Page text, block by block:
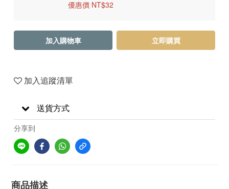
優惠價 NT$32
加入購物車 立即購買
加入追蹤清單
送貨方式
分享到
商品描述